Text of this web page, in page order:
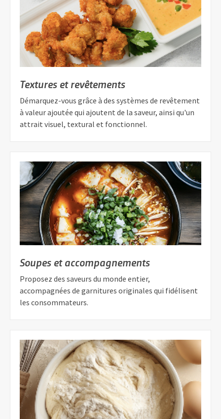
Textures et revêtements
Démarquez-vous grâce à des systèmes de revêtement
à valeur ajoutée qui ajoutent de la saveur, ainsi qu'un
attrait visuel, textural et fonctionnel.
Soupes et accompagnements
Proposez des saveurs du monde entier,
accompagnées de garnitures originales qui fidélisent
les consommateurs.